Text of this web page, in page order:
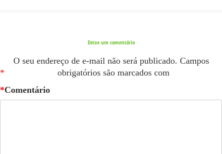
Deixe um comentário
O seu endereço de e-mail não será publicado. Campos
obrigatórios são marcados com
*
Comentário
*